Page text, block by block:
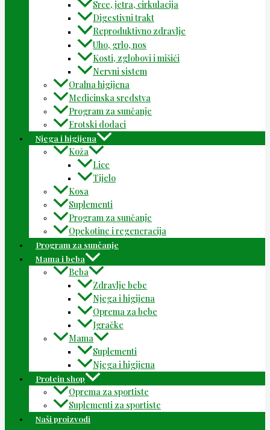
Srce, jetra, cirkulacija
Digestivni trakt
Reproduktivno zdravlje
Uho, grlo, nos
Kosti, zglobovi i mišići
Nervni sistem
Oralna higijena
Medicinska sredstva
Program za sunčanje
Erotski dodaci
Njega i higijena
Koža
Lice
Tijelo
Kosa
Suplementi
Program za sunčanje
Opekotine i regeneracija
Program za sunčanje
Mama i beba
Beba
Zdravlje bebe
Njega i higijena
Oprema za bebe
Igračke
Mama
Suplementi
Njega i higijena
Protein shop
Oprema za sportiste
Suplementi za sportiste
Naši proizvodi